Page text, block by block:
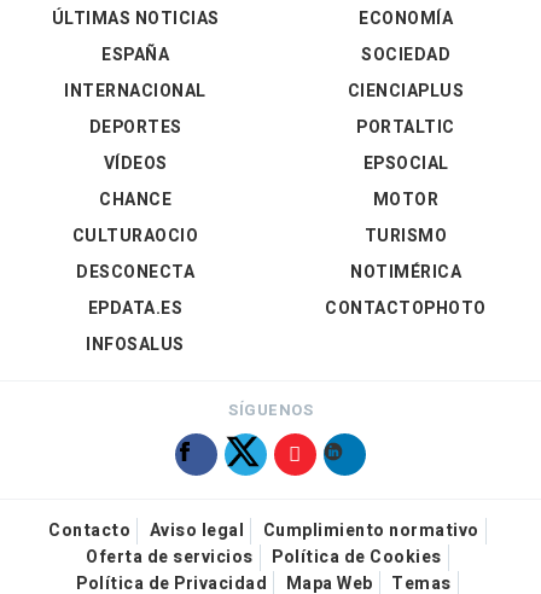
ÚLTIMAS NOTICIAS
ESPAÑA
INTERNACIONAL
DEPORTES
VÍDEOS
ECONOMÍA
SOCIEDAD
CIENCIAPLUS
PORTALTIC
EPSOCIAL
CHANCE
CULTURAOCIO
DESCONECTA
EPDATA.ES
INFOSALUS
MOTOR
TURISMO
NOTIMÉRICA
CONTACTOPHOTO
SÍGUENOS
Contacto Aviso legal
Cumplimiento normativo
Oferta de servicios
Política de Cookies
Política de Privacidad
Mapa Web Temas